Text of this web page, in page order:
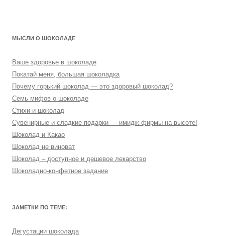
МЫСЛИ О ШОКОЛАДЕ
Ваше здоровье в шоколаде
Покатай меня, большая шоколадка
Почему горький шоколад — это здоровый шоколад?
Семь мифов о шоколаде
Стихи и шоколад
Сувенирные и сладкие подарки — имидж фирмы на высоте!
Шоколад и Какао
Шоколад не виноват
Шоколад – доступное и дешевое лекарство
Шоколадно-конфетное задание
ЗАМЕТКИ ПО ТЕМЕ:
Дегустации шоколада